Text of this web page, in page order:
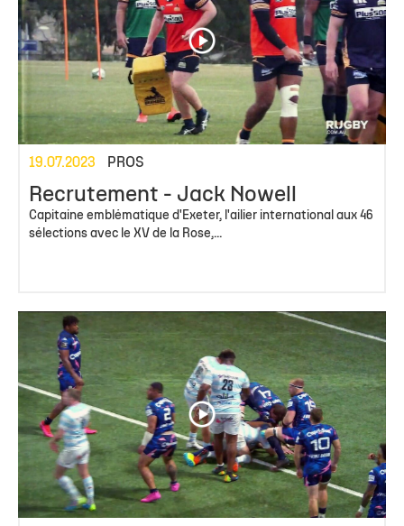
19.07.2023 PROS
Recrutement - Jack Nowell
Capitaine emblématique d'Exeter, l'ailier international aux 46
sélections avec le XV de la Rose,...